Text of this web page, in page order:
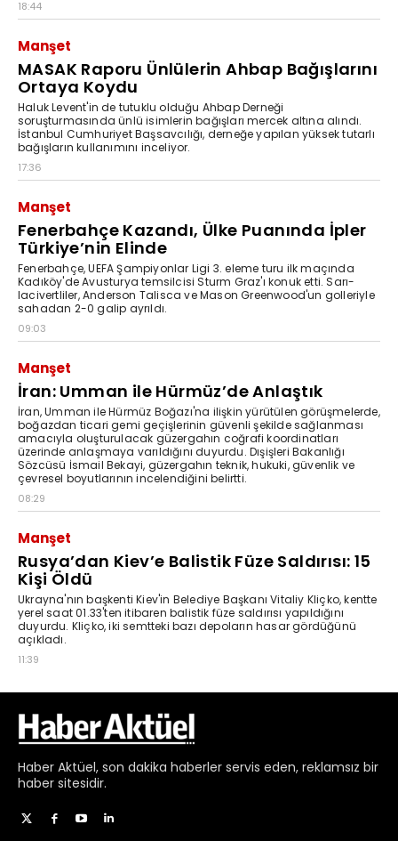
Haber Aktüel, son dakika haberler servis eden, reklamsız bir
haber sitesidir.